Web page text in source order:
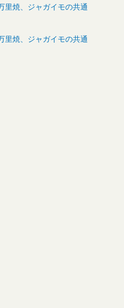
里焼、ジャガイモの共通
里焼、ジャガイモの共通